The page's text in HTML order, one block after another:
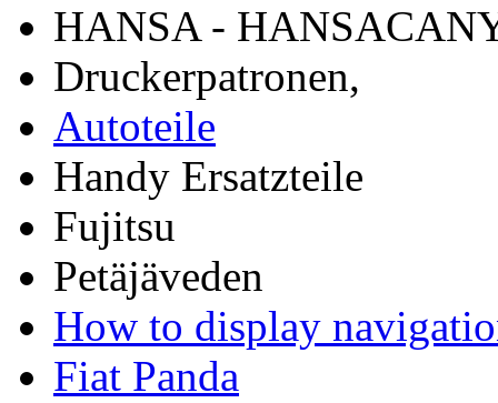
HANSA -
Druckerpatronen,
Autoteile
Handy Ersatzteile
Fujitsu
Petäjäveden
How to display
Fiat Panda